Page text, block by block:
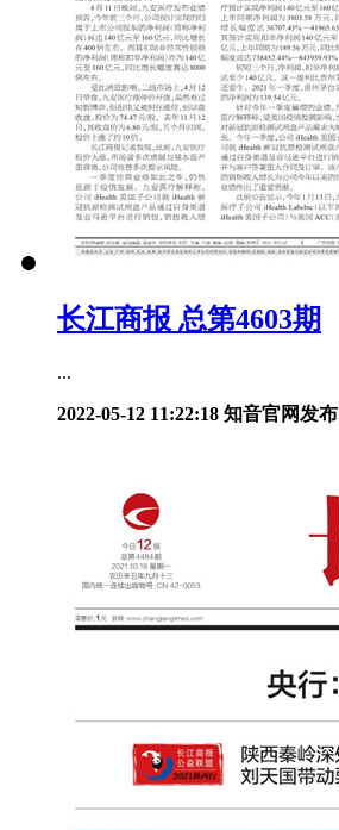
长江商报 总第4603期
...
2022-05-12 11:22:18 知音官网发布